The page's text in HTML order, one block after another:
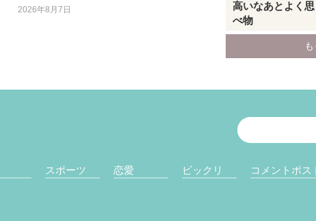
2026年8月7日
スポーツ 恋愛 ビックリ コメントポス